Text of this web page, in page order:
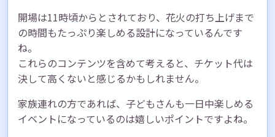
開場は11時頃からとされており、花火の打ち上げまで
の時間もたっぷり楽しめる設計になっているんです
ね。
これらのコンテンツを含めて考えると、チケット代は
決して高くないと感じるかもしれません。
家族連れの方であれば、子どもさんも一日中楽しめる
イベントになっているのは嬉しいポイントですよね。